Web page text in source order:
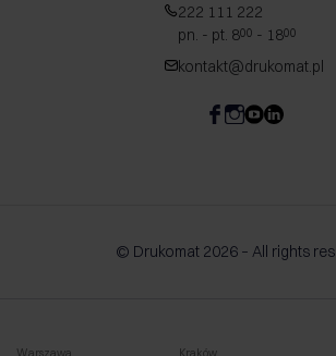
222 111 222
pn. - pt. 800 - 1800
kontakt@drukomat.pl
© Drukomat 2026 – All rights